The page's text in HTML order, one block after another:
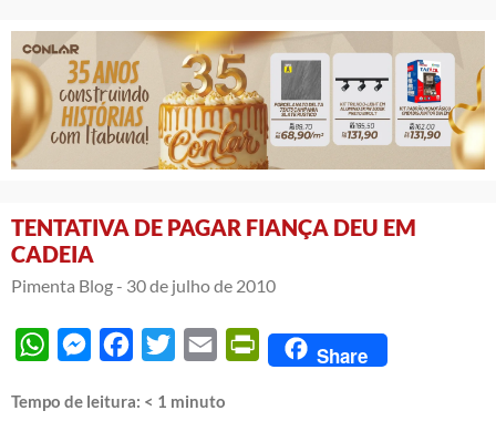
TENTATIVA DE PAGAR FIANÇA DEU EM
CADEIA
Pimenta Blog - 30 de julho de 2010
WhatsAppMessengerFacebook
Twitter Email PrintFriendly
Share
Tempo de leitura: < 1 minuto